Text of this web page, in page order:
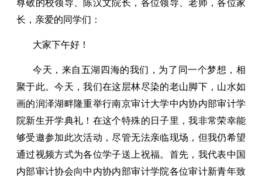
尊敬的校领导、陈汉文院长，各位领导、老师，各位家
长，亲爱的同学们：
大家下午好！
今天，来自五湖四海的我们，为了同一个梦想，相
聚于此。今天，我们在这层林尽染的老山脚下，山水如
画的润泽湖畔隆重举行南京审计大学中内协内部审计学
院新生开学典礼！在这个特殊的日子里，我非常荣幸能
够受邀参加此次活动，尽管无法亲临现场，但我仍希望
通过视频方式为各位学子送上祝福。首先，我代表中国
内部审计协会向中内协内部审计学院各位审计新青年致